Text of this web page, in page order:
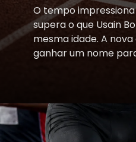
O tempo
supera o que Usain
mesma idade. A
ganhar um nome